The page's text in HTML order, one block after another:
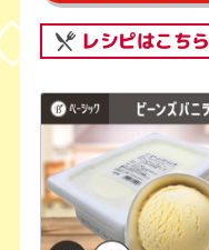
レシピはこちら